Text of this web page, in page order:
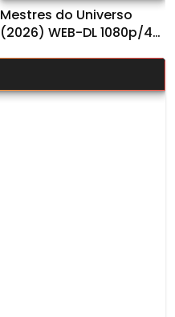
Mestres do Universo
(2026) WEB-DL 1080p/4K